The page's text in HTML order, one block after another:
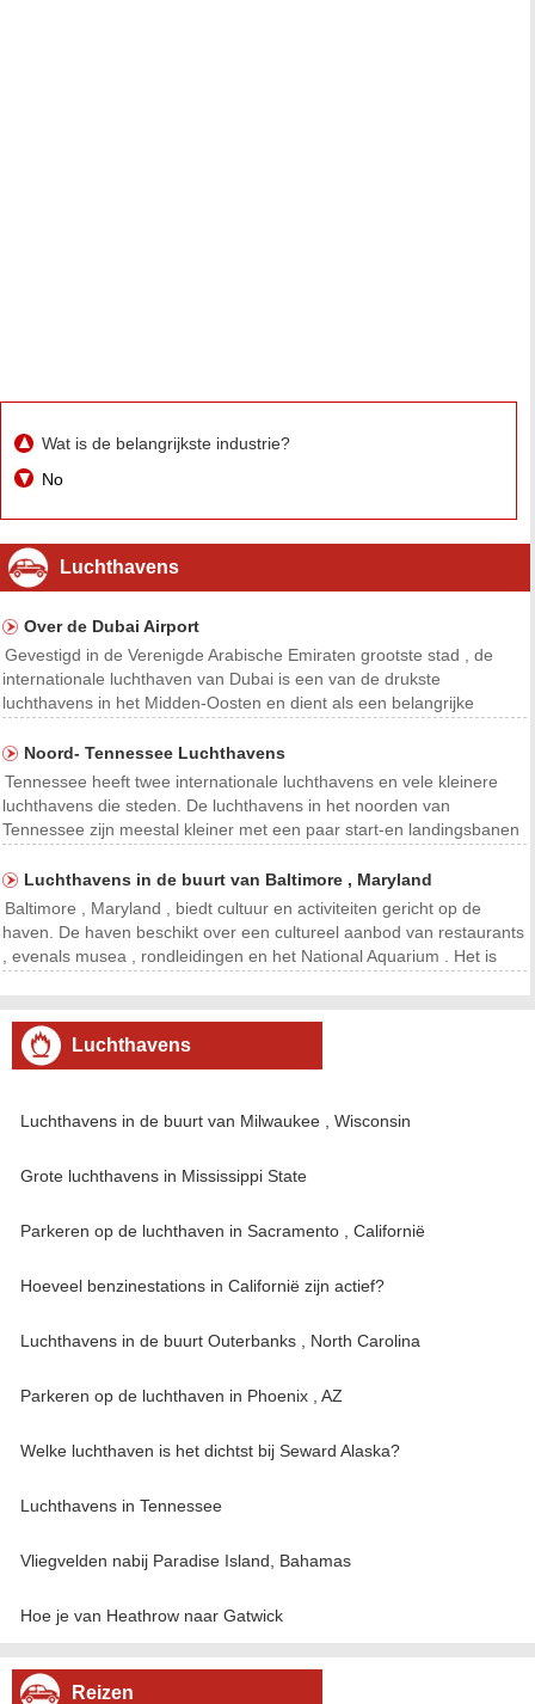
Wat is de belangrijkste industrie?
No
Luchthavens
Over de Dubai Airport
Gevestigd in de Verenigde Arabische Emiraten grootste stad , de
internationale luchthaven van Dubai is een van de drukste
luchthavens in het Midden-Oosten en dient als een belangrijke
staat bekend om zijn belang als een high-traff
Noord- Tennessee Luchthavens
Tennessee heeft twee internationale luchthavens en vele kleinere
luchthavens die steden. De luchthavens in het noorden van
Tennessee zijn meestal kleiner met een paar start-en landingsbanen
gemeentelijke eigendom . International Airport
Luchthavens in de buurt van Baltimore , Maryland
Baltimore , Maryland , biedt cultuur en activiteiten gericht op de
haven. De haven beschikt over een cultureel aanbod van restaurants
, evenals musea , rondleidingen en het National Aquarium . Het is
Luchthavens
Luchthavens in de buurt van Milwaukee , Wisconsin
Grote luchthavens in Mississippi State
Parkeren op de luchthaven in Sacramento , Californië
Hoeveel benzinestations in Californië zijn actief?
Luchthavens in de buurt Outerbanks , North Carolina
Parkeren op de luchthaven in Phoenix , AZ
Welke luchthaven is het dichtst bij Seward Alaska?
Luchthavens in Tennessee
Vliegvelden nabij Paradise Island, Bahamas
Hoe je van Heathrow naar Gatwick
Reizen